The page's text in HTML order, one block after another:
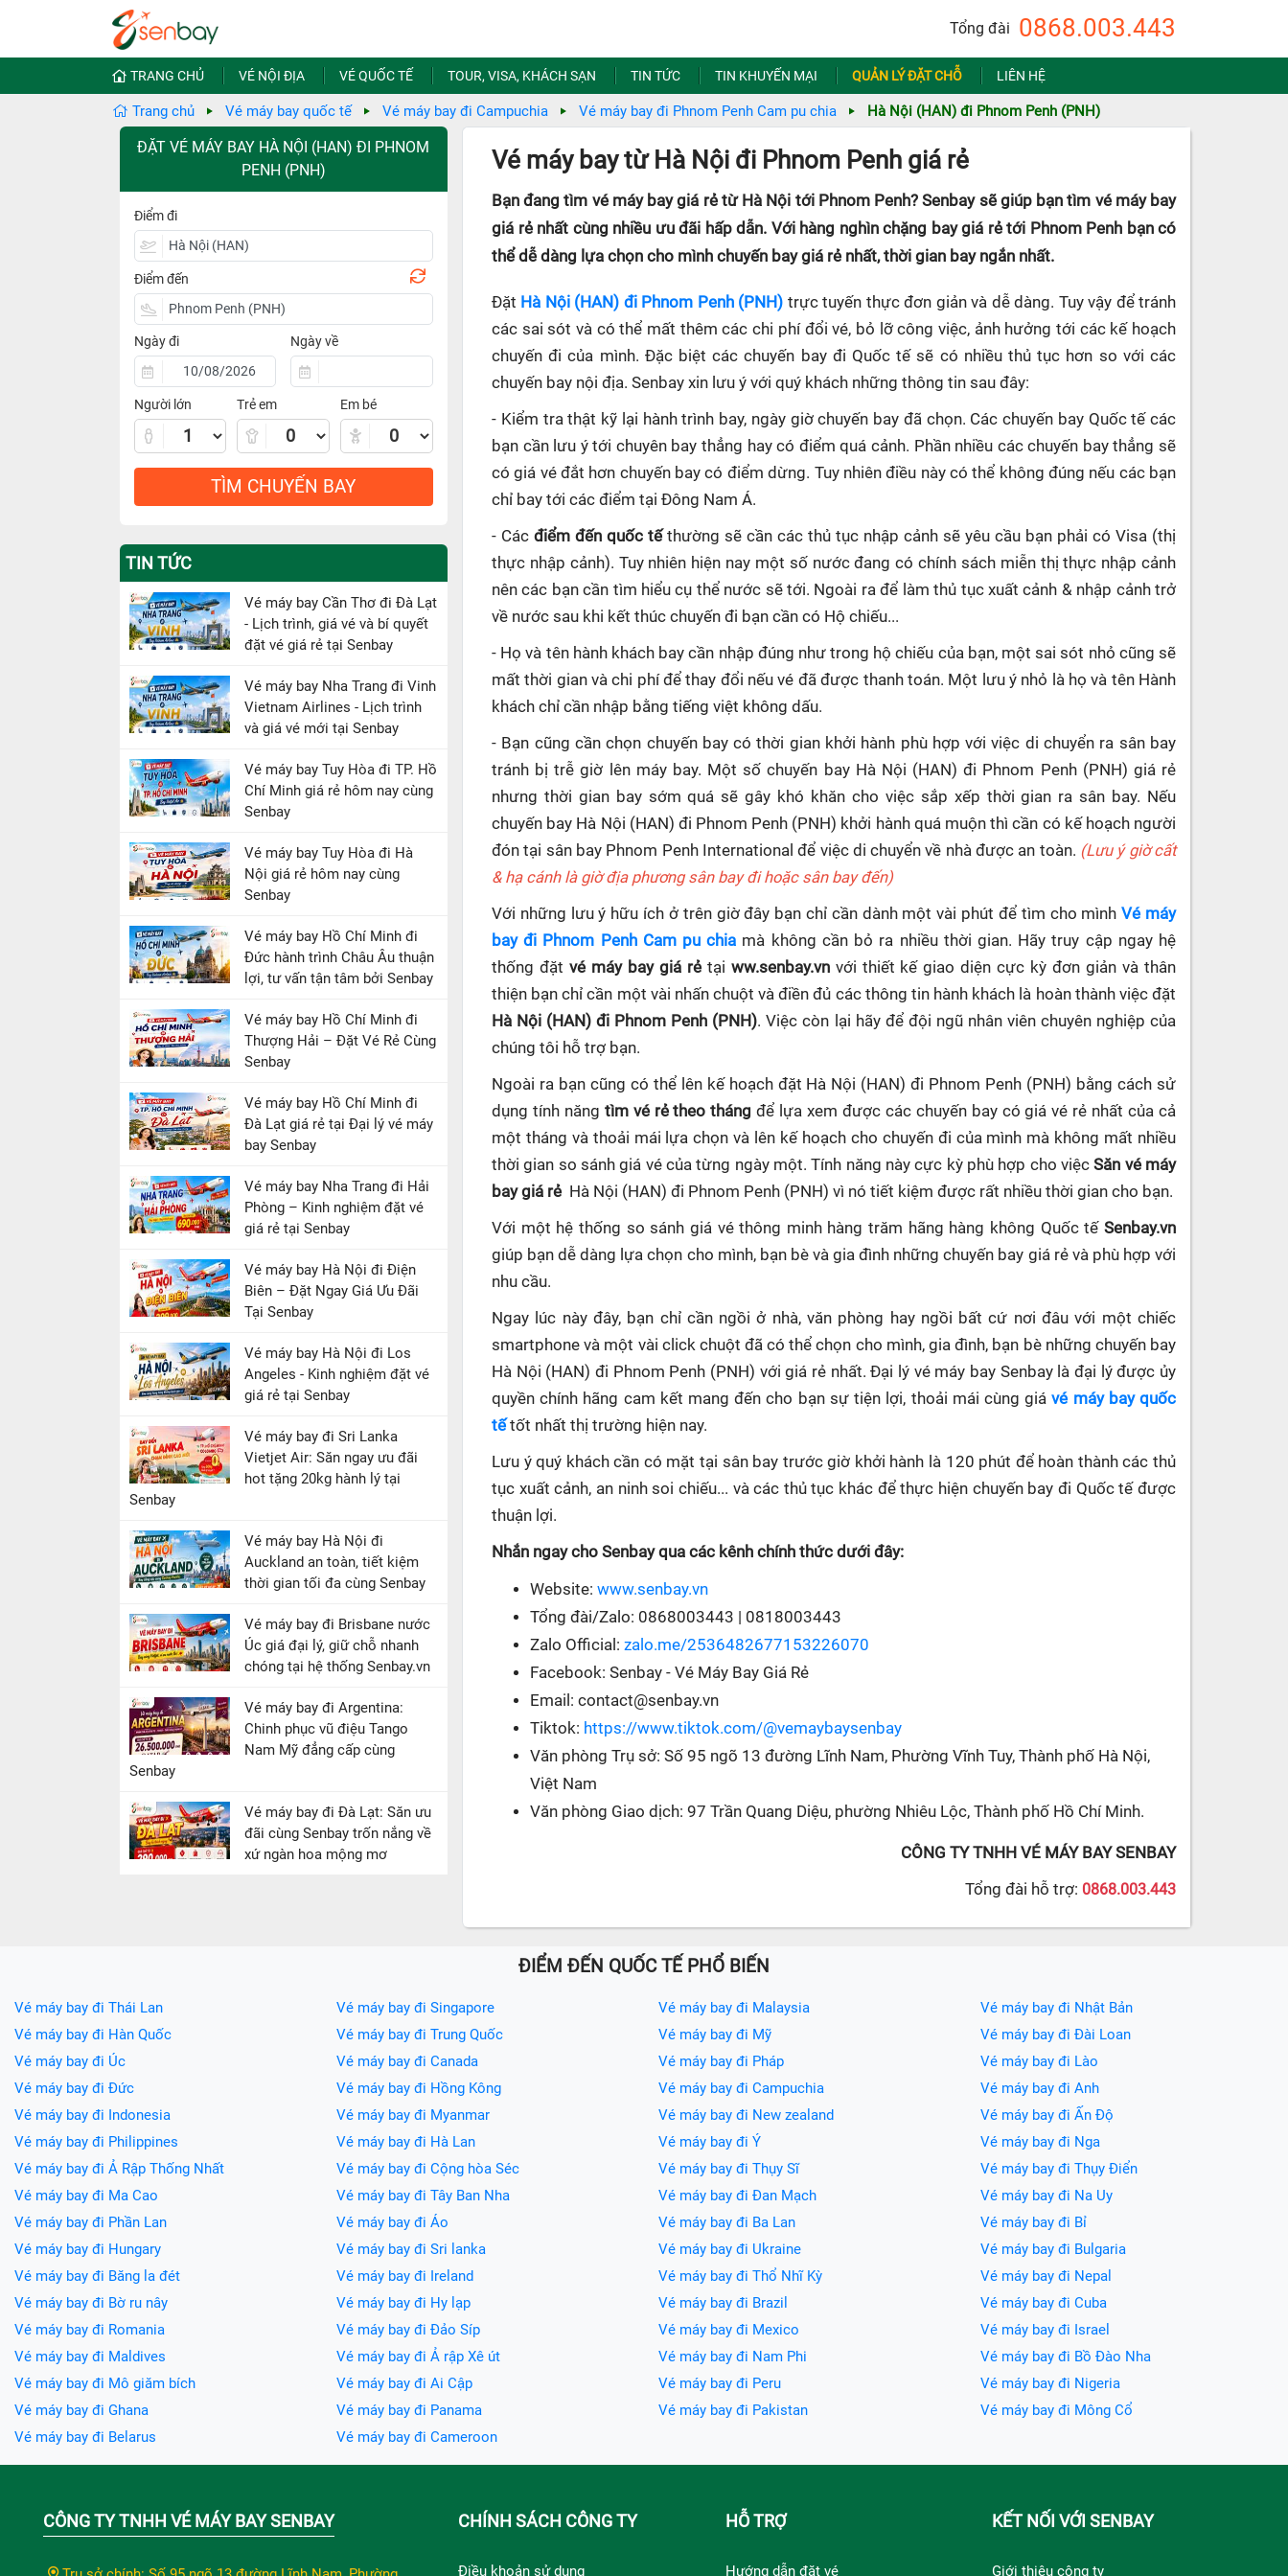
Tổng đài 0868.003.443
TRANG CHỦ VÉ NỘI ĐỊA VÉ QUỐC TẾ TOUR, VISA, KHÁCH SẠN TIN TỨC TIN KHUYẾN MẠI QUẢN LÝ ĐẶT CHỖ LIÊN HỆ
Trang chủ Vé máy bay quốc tế Vé máy bay đi Campuchia Vé máy bay đi Phnom Penh Cam pu chia Hà Nội (HAN) đi Phnom Penh (PNH)
ĐẶT VÉ MÁY BAY HÀ NỘI (HAN) ĐI PHNOM
PENH (PNH)
Điểm đi
Điểm đến
Ngày đi Ngày về
Người lớn Trẻ em Em bé
TÌM CHUYẾN BAY
TIN TỨC
Vé máy bay Cần Thơ đi Đà Lạt
- Lịch trình, giá vé và bí quyết
đặt vé giá rẻ tại Senbay
Vé máy bay Nha Trang đi Vinh
Vietnam Airlines - Lịch trình
và giá vé mới tại Senbay
Vé máy bay Tuy Hòa đi TP. Hồ
Chí Minh giá rẻ hôm nay cùng
Senbay
Vé máy bay Tuy Hòa đi Hà
Nội giá rẻ hôm nay cùng
Senbay
Vé máy bay Hồ Chí Minh đi
Đức hành trình Châu Âu thuận
lợi, tư vấn tận tâm bởi Senbay
Vé máy bay Hồ Chí Minh đi
Thượng Hải – Đặt Vé Rẻ Cùng
Senbay
Vé máy bay Hồ Chí Minh đi
Đà Lạt giá rẻ tại Đại lý vé máy
bay Senbay
Vé máy bay Nha Trang đi Hải
Phòng – Kinh nghiệm đặt vé
giá rẻ tại Senbay
Vé máy bay Hà Nội đi Điện
Biên – Đặt Ngay Giá Ưu Đãi
Tại Senbay
Vé máy bay Hà Nội đi Los
Angeles - Kinh nghiệm đặt vé
giá rẻ tại Senbay
Vé máy bay đi Sri Lanka
Vietjet Air: Săn ngay ưu đãi
hot tặng 20kg hành lý tại
Senbay
Vé máy bay Hà Nội đi
Auckland an toàn, tiết kiệm
thời gian tối đa cùng Senbay
Vé máy bay đi Brisbane nước
Úc giá đại lý, giữ chỗ nhanh
chóng tại hệ thống Senbay.vn
Vé máy bay đi Argentina:
Chinh phục vũ điệu Tango
Nam Mỹ đẳng cấp cùng
Senbay
Vé máy bay đi Đà Lạt: Săn ưu
đãi cùng Senbay trốn nắng về
xứ ngàn hoa mộng mơ
Vé máy bay từ Hà Nội đi Phnom Penh giá rẻ
Bạn đang tìm vé máy bay giá rẻ từ Hà Nội tới Phnom Penh? Senbay sẽ giúp bạn tìm vé máy bay
giá rẻ nhất cùng nhiều ưu đãi hấp dẫn. Với hàng nghìn chặng bay giá rẻ tới Phnom Penh bạn có
thể dễ dàng lựa chọn cho mình chuyến bay giá rẻ nhất, thời gian bay ngắn nhất.
Đặt Hà Nội (HAN) đi Phnom Penh (PNH) trực tuyến thực đơn giản và dễ dàng. Tuy vậy để tránh
các sai sót và có thể mất thêm các chi phí đổi vé, bỏ lỡ công việc, ảnh hưởng tới các kế hoạch
chuyến đi của mình. Đặc biệt các chuyến bay đi Quốc tế sẽ có nhiều thủ tục hơn so với các
chuyến bay nội địa. Senbay xin lưu ý với quý khách những thông tin sau đây:
- Kiểm tra thật kỹ lại hành trình bay, ngày giờ chuyến bay đã chọn. Các chuyến bay Quốc tế các
bạn cần lưu ý tới chuyên bay thẳng hay có điểm quá cảnh. Phần nhiều các chuyến bay thẳng sẽ
có giá vé đắt hơn chuyến bay có điểm dừng. Tuy nhiên điều này có thể không đúng nếu các bạn
chỉ bay tới các điểm tại Đông Nam Á.
- Các điểm đến quốc tếthường sẽ cần các thủ tục nhập cảnh sẽ yêu cầu bạn phải có Visa (thị
thực nhập cảnh). Tuy nhiên hiện nay một số nước đang có chính sách miễn thị thực nhập cảnh
nên các bạn cần tìm hiểu cụ thể nước sẽ tới. Ngoài ra để làm thủ tục xuất cảnh & nhập cảnh trở
về nước sau khi kết thúc chuyến đi bạn cần có Hộ chiếu...
- Họ và tên hành khách bay cần nhập đúng như trong hộ chiếu của bạn, một sai sót nhỏ cũng sẽ
mất thời gian và chi phí để thay đổi nếu vé đã được thanh toán. Một lưu ý nhỏ là họ và tên Hành
khách chỉ cần nhập bằng tiếng việt không dấu.
- Bạn cũng cần chọn chuyến bay có thời gian khởi hành phù hợp với việc di chuyển ra sân bay
tránh bị trễ giờ lên máy bay. Một số chuyến bay Hà Nội (HAN) đi Phnom Penh (PNH) giá rẻ
nhưng thời gian bay sớm quá sẽ gây khó khăn cho việc sắp xếp thời gian ra sân bay. Nếu
chuyến bay Hà Nội (HAN) đi Phnom Penh (PNH) khởi hành quá muộn thì cần có kế hoạch người
đón tại sân bay Phnom Penh International để việc di chuyển về nhà được an toàn. (Lưu ý giờ cất
& hạ cánh là giờ địa phương sân bay đi hoặc sân bay đến)
Với những lưu ý hữu ích ở trên giờ đây bạn chỉ cần dành một vài phút để tìm cho mìnhVé máy
bay đi Phnom Penh Cam pu chia mà không cần bỏ ra nhiều thời gian. Hãy truy cập ngay hệ
thống đặt vé máy bay giá rẻtại ww.senbay.vnvới thiết kế giao diện cực kỳ đơn giản và thân
thiện bạn chỉ cần một vài nhấn chuột và điền đủ các thông tin hành khách là hoàn thành việc đặt
Hà Nội (HAN) đi Phnom Penh (PNH). Việc còn lại hãy để đội ngũ nhân viên chuyên nghiệp của
chúng tôi hỗ trợ bạn.
Ngoài ra bạn cũng có thể lên kế hoạch đặt Hà Nội (HAN) đi Phnom Penh (PNH) bằng cách sử
dụng tính năng tìm vé rẻ theo thángđể lựa xem được các chuyến bay có giá vé rẻ nhất của cả
một tháng và thoải mái lựa chọn và lên kế hoạch cho chuyến đi của mình mà không mất nhiều
thời gian so sánh giá vé của từng ngày một. Tính năng này cực kỳ phù hợp cho việcSăn vé máy
bay giá rẻ Hà Nội (HAN) đi Phnom Penh (PNH) vì nó tiết kiệm được rất nhiều thời gian cho bạn.
Với một hệ thống so sánh giá vé thông minh hàng trăm hãng hàng không Quốc tế Senbay.vn
giúp bạn dễ dàng lựa chọn cho mình, bạn bè và gia đình những chuyến bay giá rẻ và phù hợp với
nhu cầu.
Ngay lúc này đây, bạn chỉ cần ngồi ở nhà, văn phòng hay ngồi bất cứ nơi đâu với một chiếc
smartphone và một vài click chuột đã có thể chọn cho mình, gia đình, bạn bè những chuyến bay
Hà Nội (HAN) đi Phnom Penh (PNH) với giá rẻ nhất. Đại lý vé máy bay Senbay là đại lý được ủy
quyền chính hãng cam kết mang đến cho bạn sự tiện lợi, thoải mái cùng giávé máy bay quốc
tế tốt nhất thị trường hiện nay.
Lưu ý quý khách cần có mặt tại sân bay trước giờ khởi hành là 120 phút để hoàn thành các thủ
tục xuất cảnh, an ninh soi chiếu... và các thủ tục khác để thực hiện chuyến bay đi Quốc tế được
thuận lợi.
Nhắn ngay cho Senbay qua các kênh chính thức dưới đây:
Website: www.senbay.vn
Tổng đài/Zalo: 0868003443 | 0818003443
Zalo Official: zalo.me/2536482677153226070
Facebook: Senbay - Vé Máy Bay Giá Rẻ
Email: contact@senbay.vn
Tiktok: https://www.tiktok.com/@vemaybaysenbay
Văn phòng Trụ sở: Số 95 ngõ 13 đường Lĩnh Nam, Phường Vĩnh Tuy, Thành phố Hà Nội,
Việt Nam
Văn phòng Giao dịch: 97 Trần Quang Diệu, phường Nhiêu Lộc, Thành phố Hồ Chí Minh.
CÔNG TY TNHH VÉ MÁY BAY SENBAY
Tổng đài hỗ trợ: 0868.003.443
ĐIỂM ĐẾN QUỐC TẾ PHỔ BIẾN
Vé máy bay đi Thái Lan Vé máy bay đi Singapore Vé máy bay đi Malaysia
Vé máy bay đi Nhật Bản
Vé máy bay đi Hàn Quốc
Vé máy bay đi Trung Quốc Vé máy bay đi Mỹ
Vé máy bay đi Đài Loan
Vé máy bay đi Úc
Vé máy bay đi Canada Vé máy bay đi Pháp
Vé máy bay đi Lào
Vé máy bay đi Đức
Vé máy bay đi Hồng Kông Vé máy bay đi Campuchia
Vé máy bay đi Anh
Vé máy bay đi Indonesia
Vé máy bay đi Myanmar Vé máy bay đi New zealand
Vé máy bay đi Ấn Độ
Vé máy bay đi Philippines
Vé máy bay đi Hà Lan Vé máy bay đi Ý
Vé máy bay đi Nga
Vé máy bay đi Ả Rập Thống Nhất
Vé máy bay đi Cộng hòa Séc Vé máy bay đi Thụy Sĩ
Vé máy bay đi Thụy Điển
Vé máy bay đi Ma Cao
Vé máy bay đi Tây Ban Nha Vé máy bay đi Đan Mạch
Vé máy bay đi Na Uy
Vé máy bay đi Phần Lan
Vé máy bay đi Áo Vé máy bay đi Ba Lan
Vé máy bay đi Bỉ
Vé máy bay đi Hungary
Vé máy bay đi Sri lanka Vé máy bay đi Ukraine
Vé máy bay đi Bulgaria
Vé máy bay đi Băng la đét
Vé máy bay đi Ireland Vé máy bay đi Thổ Nhĩ Kỳ
Vé máy bay đi Nepal
Vé máy bay đi Bờ ru nây
Vé máy bay đi Hy lạp Vé máy bay đi Brazil
Vé máy bay đi Cuba
Vé máy bay đi Romania
Vé máy bay đi Đảo Síp Vé máy bay đi Mexico
Vé máy bay đi Israel
Vé máy bay đi Maldives
Vé máy bay đi Ả rập Xê út Vé máy bay đi Nam Phi
Vé máy bay đi Bồ Đào Nha
Vé máy bay đi Mô giăm bích
Vé máy bay đi Ai Cập Vé máy bay đi Peru
Vé máy bay đi Nigeria
Vé máy bay đi Ghana
Vé máy bay đi Panama Vé máy bay đi Pakistan
Vé máy bay đi Mông Cổ
Vé máy bay đi Belarus
Vé máy bay đi Cameroon
CÔNG TY TNHH VÉ MÁY BAY SENBAY CHÍNH SÁCH CÔNG TY
Điều khoản sử dụng
HỖ TRỢ
Hướng dẫn đặt vé
KẾT NỐI VỚI SENBAY
Giới thiệu công ty